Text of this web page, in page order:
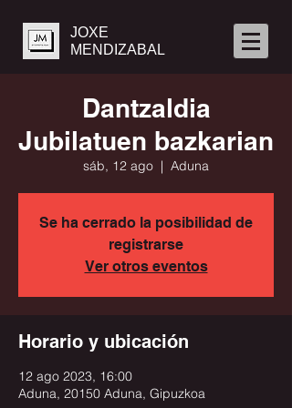
JOXE
MENDIZABAL
Dantzaldia
Jubilatuen bazkarian
sáb, 12 ago
  |
Aduna
Se ha cerrado la posibilidad de
registrarse
Ver otros eventos
Horario y ubicación
12 ago 2023, 16:00
Aduna, 20150 Aduna, Gipuzkoa